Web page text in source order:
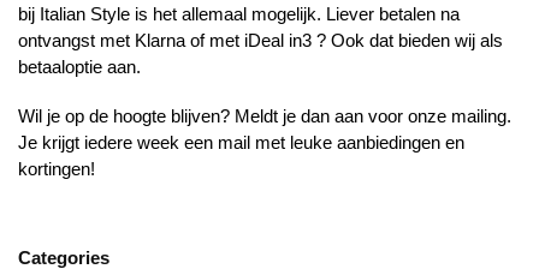
bij Italian Style is het allemaal mogelijk. Liever betalen na
ontvangst met Klarna of met iDeal in3 ? Ook dat bieden wij als
betaaloptie aan.
Wil je op de hoogte blijven? Meldt je dan aan voor onze mailing.
Je krijgt iedere week een mail met leuke aanbiedingen en
kortingen!
Categories